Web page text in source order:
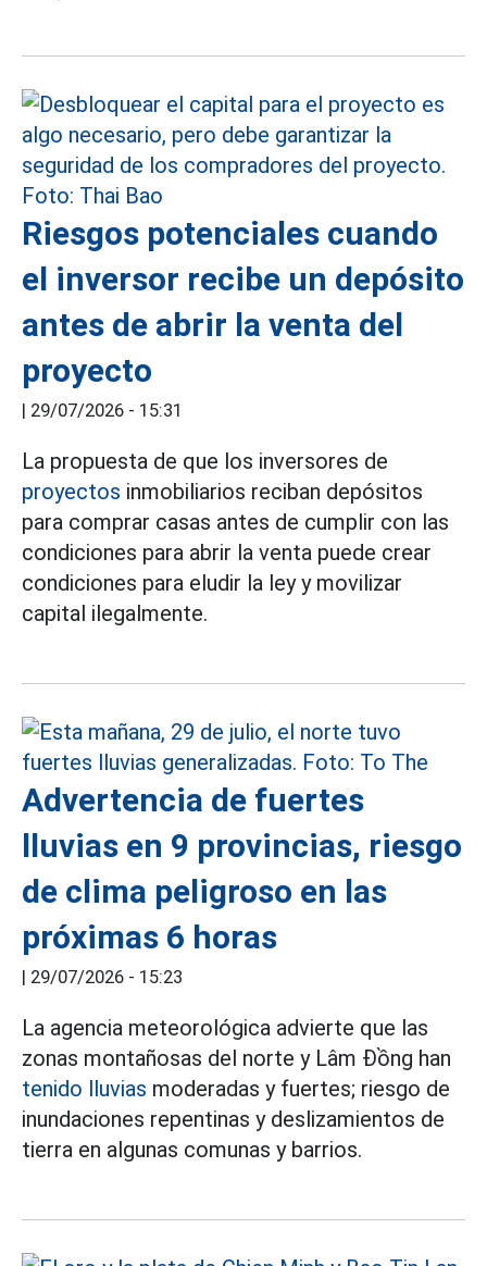
Riesgos potenciales cuando
el inversor recibe un depósito
antes de abrir la venta del
proyecto
| 29/07/2026 - 15:31
La propuesta de que los inversores de
proyectos inmobiliarios reciban depósitos
para comprar casas antes de cumplir con las
condiciones para abrir la venta puede crear
condiciones para eludir la ley y movilizar
capital ilegalmente.
Advertencia de fuertes
lluvias en 9 provincias, riesgo
de clima peligroso en las
próximas 6 horas
| 29/07/2026 - 15:23
La agencia meteorológica advierte que las
zonas montañosas del norte y Lâm Đồng han
tenido lluvias moderadas y fuertes; riesgo de
inundaciones repentinas y deslizamientos de
tierra en algunas comunas y barrios.